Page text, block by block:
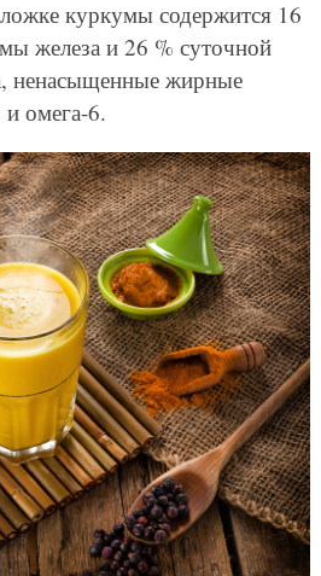
куркумы содержится 16
железа и 26 % суточной
ненасыщенные жирные
омега-6.